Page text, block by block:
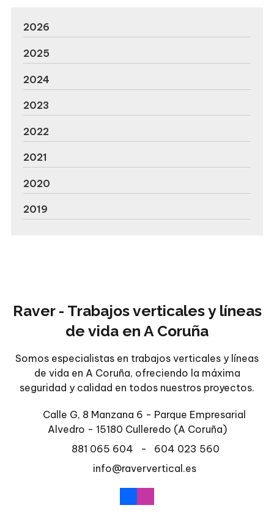
2026
2025
2024
2023
2022
2021
2020
2019
Raver - Trabajos verticales y líneas
de vida en A Coruña
Somos especialistas en trabajos verticales y líneas
de vida en A Coruña, ofreciendo la máxima
seguridad y calidad en todos nuestros proyectos.
Calle G, 8 Manzana 6 - Parque Empresarial
Alvedro - 15180 Culleredo (A Coruña)
881 065 604
-
604 023 560
info@raververtical.es